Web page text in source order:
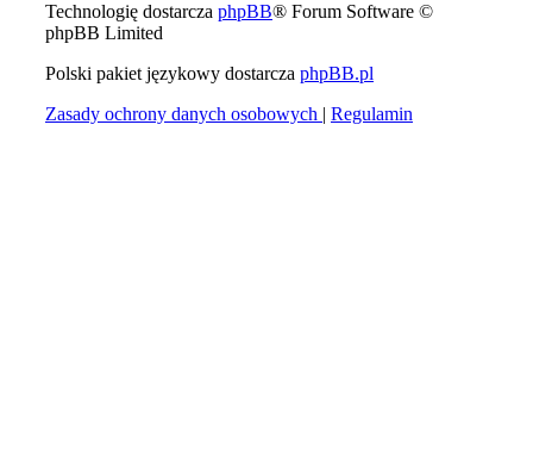
Technologię dostarcza phpBB® Forum Software ©
phpBB Limited
Polski pakiet językowy dostarcza phpBB.pl
Zasady ochrony danych osobowych | Regulamin